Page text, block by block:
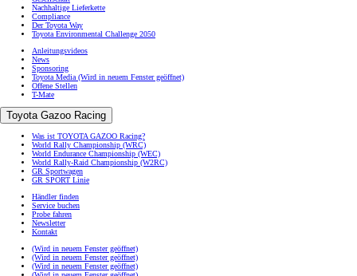
Nachhaltige Lieferkette
Compliance
Der Toyota Way
Toyota Environmental Challenge 2050
Anleitungsvideos
News
Sponsoring
Toyota Media (Wird in neuem Fenster geöffnet)
Offene Stellen
T-Mate
Toyota Gazoo Racing
Was ist TOYOTA GAZOO Racing?
World Rally Championship (WRC)
World Endurance Championship (WEC)
World Rally-Raid Championship (W2RC)
GR Sportwagen
GR SPORT Linie
Händler finden
Service buchen
Probe fahren
Newsletter
Kontakt
(Wird in neuem Fenster geöffnet)
(Wird in neuem Fenster geöffnet)
(Wird in neuem Fenster geöffnet)